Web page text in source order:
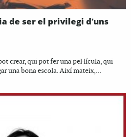
de ser el privilegi d'uns
crear, qui pot fer una pel·lícula, qui
una bona escola. Així mateix,...